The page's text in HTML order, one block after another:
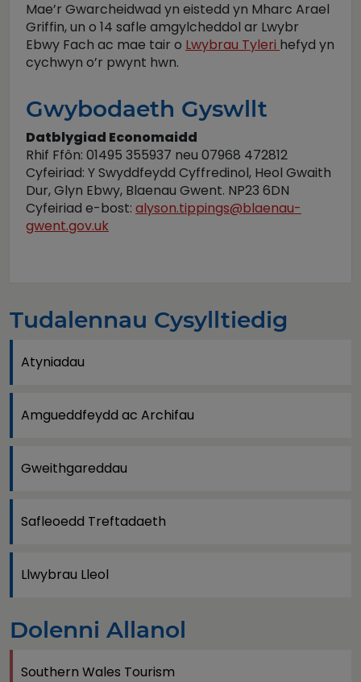
Mae’r Gwarcheidwad yn eistedd yn Mharc Arael
Griffin, un o 14 safle amgylcheddol ar Lwybr
Ebwy Fach ac mae tair o Lwybrau Tyleri hefyd yn
cychwyn o’r pwynt hwn.
Gwybodaeth Gyswllt
Datblygiad Economaidd
Rhif Ffôn: 01495 355937 neu 07968 472812
Cyfeiriad: Y Swyddfeydd Cyffredinol, Heol Gwaith
Dur, Glyn Ebwy, Blaenau Gwent. NP23 6DN
Cyfeiriad e-bost: alyson.tippings@blaenau-
gwent.gov.uk
Tudalennau Cysylltiedig
Atyniadau
Amgueddfeydd ac Archifau
Gweithgareddau
Safleoedd Treftadaeth
Llwybrau Lleol
Dolenni Allanol
Southern Wales Tourism